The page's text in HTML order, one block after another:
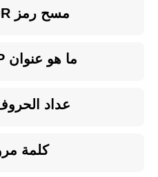
مسح رمز QR أون لاين
ما هو عنوان IP الخاص بي
عداد
كلمة